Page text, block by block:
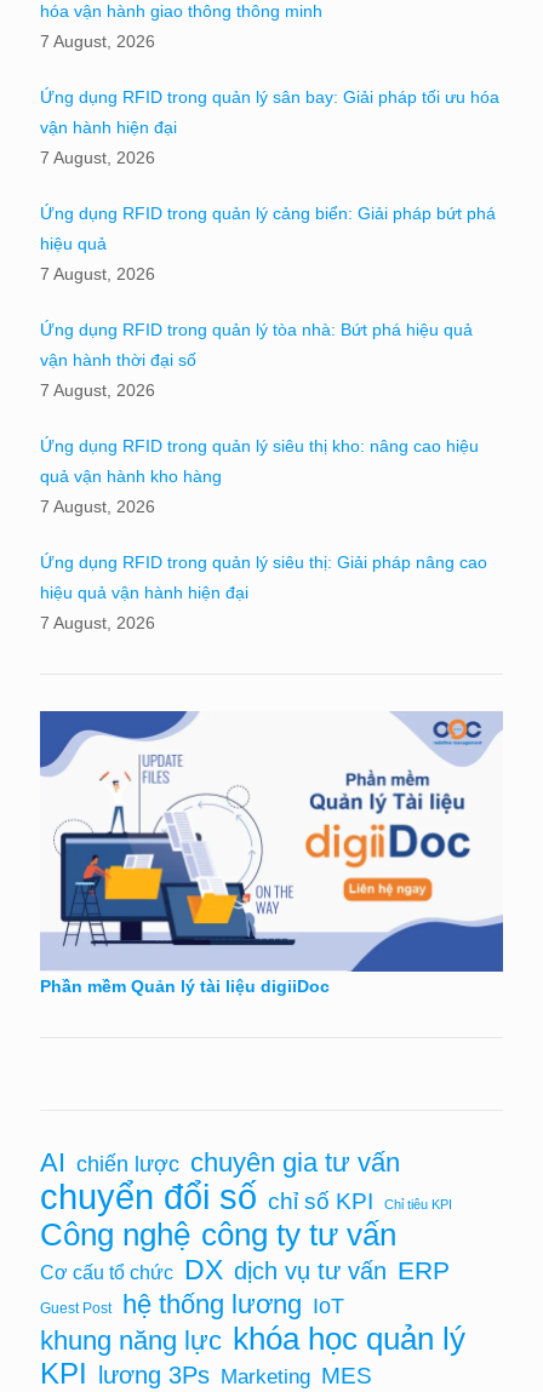
hóa vận hành giao thông thông minh
7 August, 2026
Ứng dụng RFID trong quản lý sân bay: Giải pháp tối ưu hóa
vận hành hiện đại
7 August, 2026
Ứng dụng RFID trong quản lý cảng biển: Giải pháp bứt phá
hiệu quả
7 August, 2026
Ứng dụng RFID trong quản lý tòa nhà: Bứt phá hiệu quả
vận hành thời đại số
7 August, 2026
Ứng dụng RFID trong quản lý siêu thị kho: nâng cao hiệu
quả vận hành kho hàng
7 August, 2026
Ứng dụng RFID trong quản lý siêu thị: Giải pháp nâng cao
hiệu quả vận hành hiện đại
7 August, 2026
Phần mềm Quản lý tài liệu digiiDoc
AI chiến lược chuyên gia tư vấn
chuyển đổi số chỉ số KPI Chỉ tiêu KPI
Công nghệ công ty tư vấn
Cơ cấu tổ chức DX dịch vụ tư vấn ERP
Guest Post hệ thống lương IoT
khung năng lực khóa học quản lý
KPI lương 3Ps Marketing MES